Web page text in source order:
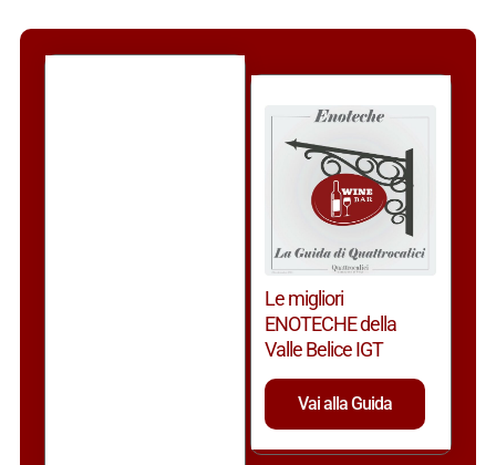
Le migliori
ENOTECHE della
Valle Belice IGT
Vai alla Guida